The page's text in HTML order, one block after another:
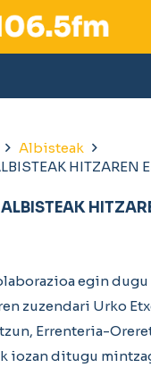
Albisteak
HITZAREN
egin dugu
zuzendari Urko
Errenteria-
iozan ditugu